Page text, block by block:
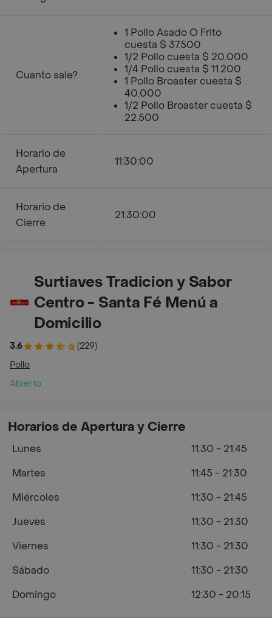
Cuanto sale?
1 Pollo Asado O Frito
cuesta $ 37.500
1/2 Pollo cuesta $ 20.000
1/4 Pollo cuesta $ 11.200
1 Pollo Broaster cuesta $
40.000
1/2 Pollo Broaster cuesta $
22.500
Horario de
Apertura
11:30:00
Horario de
Cierre
21:30:00
Surtiaves Tradicion y Sabor
Centro - Santa Fé Menú a
Domicilio
3.6
(229)
Pollo
Abierto
Horarios de Apertura y Cierre
Lunes
11:30 - 21:45
Martes
11:45 - 21:30
Miércoles
11:30 - 21:45
Jueves
11:30 - 21:30
Viernes
11:30 - 21:30
Sábado
11:30 - 21:30
Domingo
12:30 - 20:15